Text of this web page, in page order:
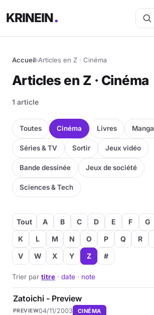
KRINEIN
Cinéma
Séries
Manga
BD
Livres
Jeux vidéo
Jeux de société
Musique
Sciences & Tech
Accueil›Articles en Z · Cinéma
Articles en Z · Cinéma
1 article
Toutes Cinéma Livres Manga
Séries & TV Sortir Jeux vidéo
Bande dessinée Jeux de société
Sciences & Tech
Tout A B C D E F G
K
L M N O P Q R
V
W X Y Z #
Trier par titre · date · note
Zatoichi - Preview
PREVIEW04/11/2003 CINÉMA